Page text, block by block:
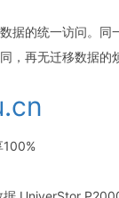
据的统一访问。同
，再无迁移数据的
100%